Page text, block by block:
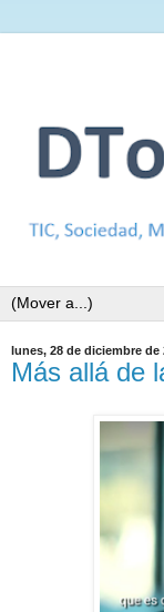
lunes, 28 de diciembre de
Más allá de